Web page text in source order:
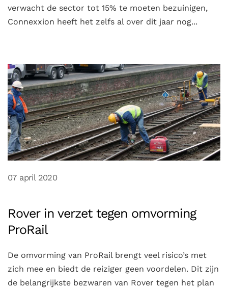
verwacht de sector tot 15% te moeten bezuinigen,
Connexxion heeft het zelfs al over dit jaar nog...
07 april 2020
Rover in verzet tegen omvorming
ProRail
De omvorming van ProRail brengt veel risico’s met
zich mee en biedt de reiziger geen voordelen. Dit zijn
de belangrijkste bezwaren van Rover tegen het plan